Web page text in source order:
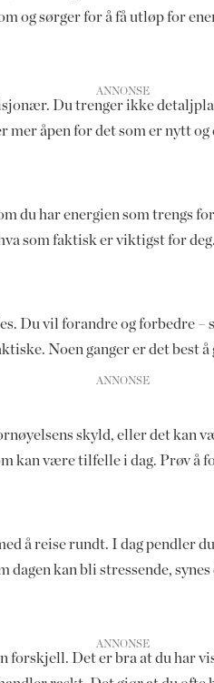
og sørger for å få utløp for
Du trenger ikke
mer åpen for det som er nytt
du har energien som trengs
som faktisk er viktigst for
Du vil forandre og forbedre
Noen ganger er det best
skyld, eller det
kan være tilfelle i dag. Prøv å
å reise rundt. I dag pendler
kan bli stressende, synes
forskjell. Det er bra at du har